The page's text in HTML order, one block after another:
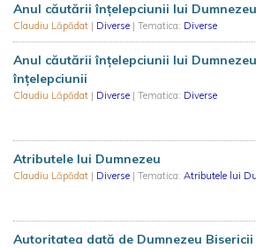
Anul căutării înțelepciunii lui Dumnezeu
Claudiu Lăpădat | Diverse | Tematica: Diverse
Anul căutării înțelepciunii lui
înțelepciunii
Claudiu Lăpădat | Diverse | Tematica: Diverse
Atributele lui Dumnezeu
Claudiu Lăpădat | Diverse | Tematica: Atributele lui
Autoritatea dată de Dumnezeu Bisericii